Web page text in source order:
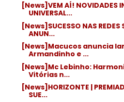
[News]VEM AÍ! NOVIDADES
UNIVERSAL...
[News]SUCESSO NAS REDES
ANUN...
[News]Macucos anuncia
Armandinho e ...
[News]Mc Lebinho:
Vitórias n...
[News]HORIZONTE |
SUE...